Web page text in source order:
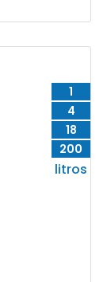
1
4
18
200
litros